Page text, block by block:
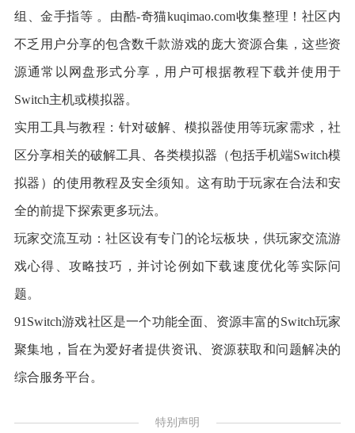
组、金手指等 。由酷-奇猫kuqimao.com收集整理！社区内
不乏用户分享的包含数千款游戏的庞大资源合集，这些资
源通常以网盘形式分享，用户可根据教程下载并使用于
Switch主机或模拟器。
实用工具与教程：针对破解、模拟器使用等玩家需求，社
区分享相关的破解工具、各类模拟器（包括手机端Switch模
拟器）的使用教程及安全须知。这有助于玩家在合法和安
全的前提下探索更多玩法。
玩家交流互动：社区设有专门的论坛板块，供玩家交流游
戏心得、攻略技巧，并讨论例如下载速度优化等实际问
题。
91Switch游戏社区是一个功能全面、资源丰富的Switch玩家
聚集地，旨在为爱好者提供资讯、资源获取和问题解决的
综合服务平台。
特别声明